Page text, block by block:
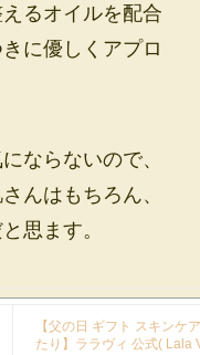
るオイルを配合
に優しくアプロ
ならないので、
んはもちろん、
思ます。
【父の日 ギフト スキンケ
たり】ララヴィ 公式( Lala